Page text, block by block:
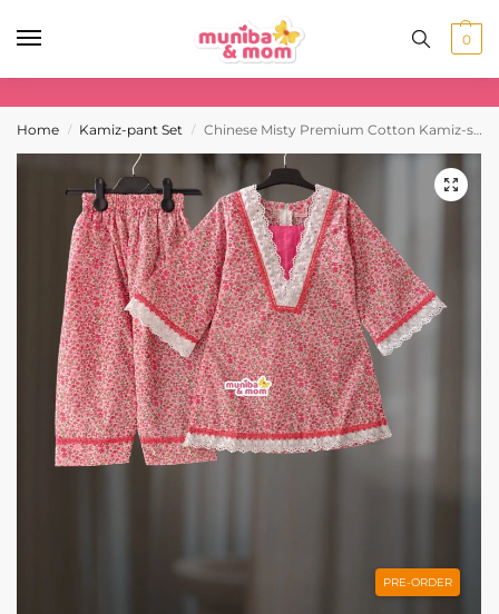
0
Home / Kamiz-pant Set / Chinese Misty Premium Cotton Kamiz-set CC107T2
PRE-ORDER